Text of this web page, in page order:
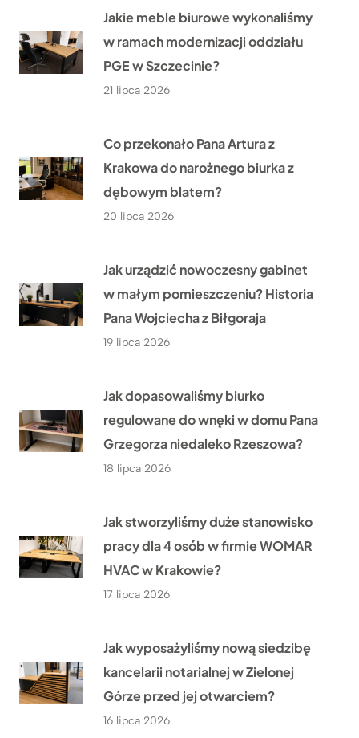
Jakie meble biurowe wykonaliśmy
w ramach modernizacji oddziału
PGE w Szczecinie?
21 lipca 2026
Co przekonało Pana Artura z
Krakowa do narożnego biurka z
dębowym blatem?
20 lipca 2026
Jak urządzić nowoczesny gabinet
w małym pomieszczeniu? Historia
Pana Wojciecha z Biłgoraja
19 lipca 2026
Jak dopasowaliśmy biurko
regulowane do wnęki w domu Pana
Grzegorza niedaleko Rzeszowa?
18 lipca 2026
Jak stworzyliśmy duże stanowisko
pracy dla 4 osób w firmie WOMAR
HVAC w Krakowie?
17 lipca 2026
Jak wyposażyliśmy nową siedzibę
kancelarii notarialnej w Zielonej
Górze przed jej otwarciem?
16 lipca 2026